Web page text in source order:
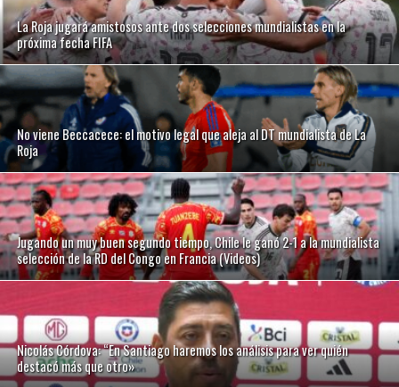
La Roja jugará amistosos ante dos selecciones mundialistas en la
próxima fecha FIFA
No viene Beccacece: el motivo legal que aleja al DT mundialista de La
Roja
Jugando un muy buen segundo tiempo, Chile le ganó 2-1 a la mundialista
selección de la RD del Congo en Francia (Videos)
Nicolás Córdova: “En Santiago haremos los análisis para ver quién
destacó más que otro»